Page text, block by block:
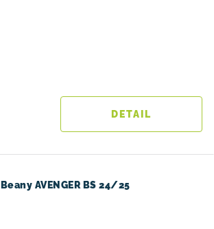
DETAIL
AVENGER BS 24/25